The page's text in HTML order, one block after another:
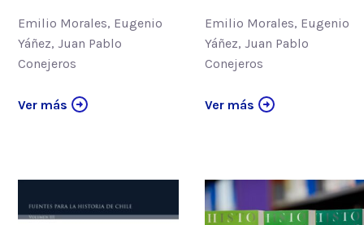
Emilio Morales, Eugenio
Yáñez, Juan Pablo
Conejeros
Ver más
Emilio Morales, Eugenio
Yáñez, Juan Pablo
Conejeros
Ver más